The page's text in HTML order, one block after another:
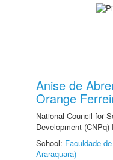
Anise de
Orange
National Council for
Development
School: Faculdade
Araraquara)